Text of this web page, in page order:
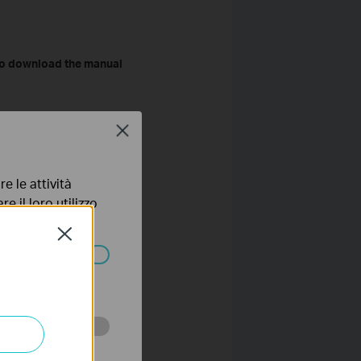
download the manual
Close
le attività
il loro utilizzo
essere
di
Close